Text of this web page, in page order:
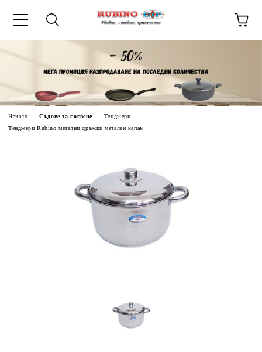
Начало Съдове за готвене
Тенджери
Тенджери Rubino метални дръжки метален капак